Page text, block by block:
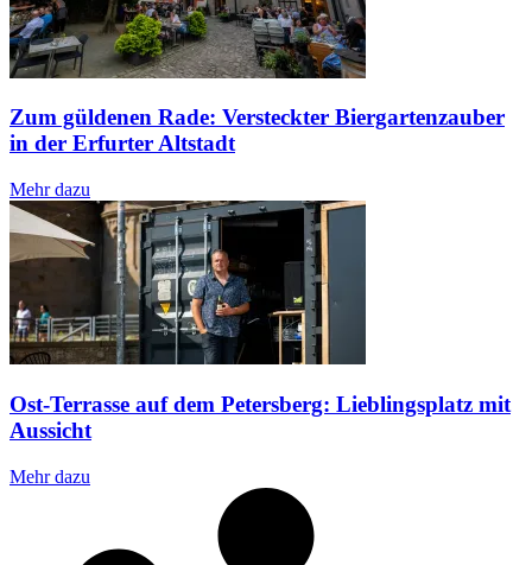
Zum güldenen Rade: Versteckter Biergartenzauber
in der Erfurter Altstadt
Mehr dazu
Ost-Terrasse auf dem Petersberg: Lieblingsplatz mit
Aussicht
Mehr dazu